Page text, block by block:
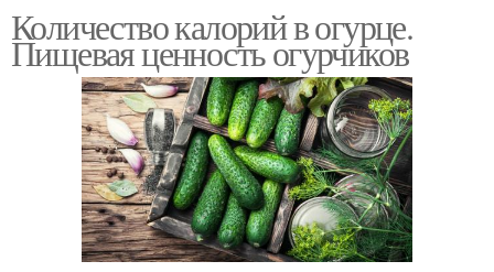
Количество калорий в огурце.
Пищевая ценность огурчиков